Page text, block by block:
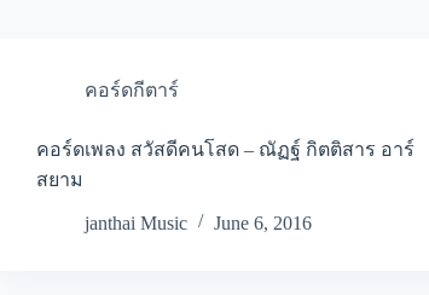
คอร์ดกีตาร์
คอร์ดเพลง สวัสดีคนโสด – ณัฏฐ์ กิตติสาร อาร์
สยาม
janthai Music June 6, 2016